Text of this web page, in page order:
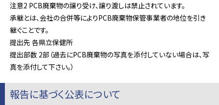
注意2 PCB廃棄物の譲り受け、譲り渡しは禁止されています。
承継とは、会社の合併等によりPCB廃棄物保管事業者の地位を引き
継ぐことです。
提出先 各県立保健所
提出部数 2部（過去にPCB廃棄物の写真を添付していない場合は、写
真を添付して下さい。）
報告に基づく公表について